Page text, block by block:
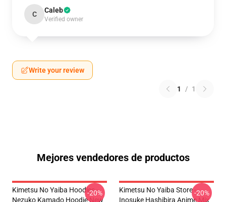
C Caleb
Verified owner
Write your review
1 / 1
Mejores vendedores de productos
Kimetsu No Yaiba Hoodies -
Nezuko Kamado Hoodie New
-20%
Kimetsu No Yaiba Store -
Inosuke Hashibira Anime Mix
-20%